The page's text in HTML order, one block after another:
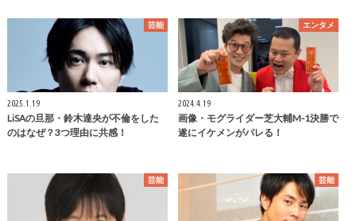
芸能
2025.1.19
LiSAの旦那・鈴木達央が不倫をした
のはなぜ？3つ理由に共感！
エンタメ
2024.4.19
画像・モグライダー芝大輔M-1決勝で
遂にイケメンがバレる！
芸能 芸能